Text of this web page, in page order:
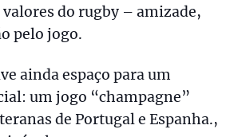
do rugby – amizade,
pelo jogo.
ainda espaço para um
um jogo “champagne”
de Portugal e Espanha.,